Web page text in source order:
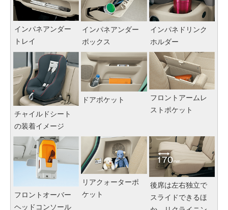
インパネアンダー
トレイ
インパネアンダー
ボックス
インパネドリンク
ホルダー
チャイルドシート
の装着イメージ
ドアポケット
フロントアームレ
ストポケット
フロントオーバー
ヘッドコンソール
リアクォーターポ
ケット
後席は左右独立で
スライドできるほ